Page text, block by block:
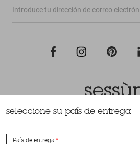
Todos los derechos
seleccione su país de entrega
País de entrega